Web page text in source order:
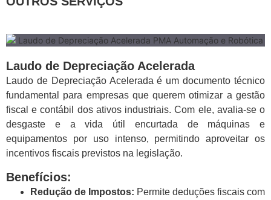
Laudo de Depreciação Acelerada
Laudo de Depreciação Acelerada é um documento técnico
fundamental para empresas que querem otimizar a gestão
fiscal e contábil dos ativos industriais. Com ele, avalia-se o
desgaste e a vida útil encurtada de máquinas e
equipamentos por uso intenso, permitindo aproveitar os
incentivos fiscais previstos na legislação.
Benefícios:
Redução de Impostos: Permite deduções fiscais com